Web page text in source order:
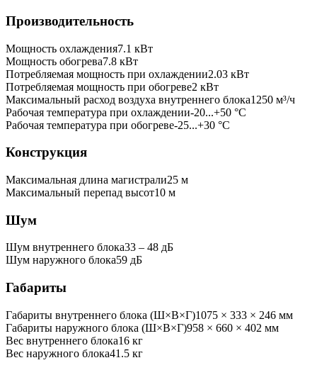
Производительность
Мощность охлаждения7.1 кВт
Мощность обогрева7.8 кВт
Потребляемая мощность при охлаждении2.03 кВт
Потребляемая мощность при обогреве2 кВт
Максимальный расход воздуха внутреннего блока1250 м³/ч
Рабочая температура при охлаждении-20...+50 °C
Рабочая температура при обогреве-25...+30 °C
Конструкция
Максимальная длина магистрали25 м
Максимальный перепад высот10 м
Шум
Шум внутреннего блока33 ‒ 48 дБ
Шум наружного блока59 дБ
Габариты
Габариты внутреннего блока (Ш×В×Г)1075 × 333 × 246 мм
Габариты наружного блока (Ш×В×Г)958 × 660 × 402 мм
Вес внутреннего блока16 кг
Вес наружного блока41.5 кг